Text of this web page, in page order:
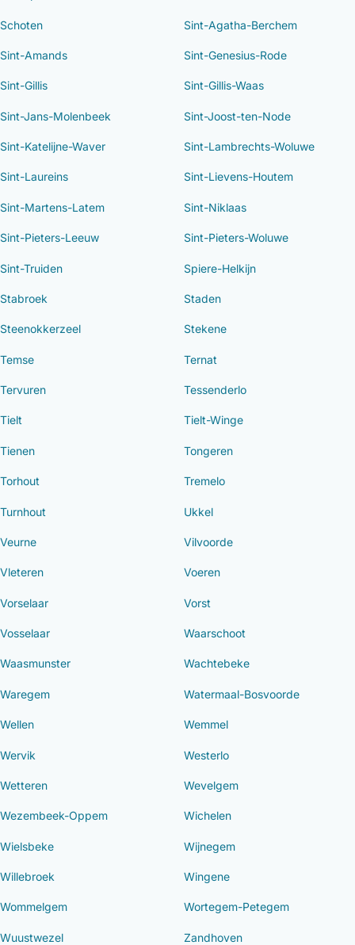
Schoten Sint-Agatha-Berchem
Sint-Amands Sint-Genesius-Rode
Sint-Gillis Sint-Gillis-Waas
Sint-Jans-Molenbeek Sint-Joost-ten-Node
Sint-Katelijne-Waver Sint-Lambrechts-Woluwe
Sint-Laureins Sint-Lievens-Houtem
Sint-Martens-Latem Sint-Niklaas
Sint-Pieters-Leeuw Sint-Pieters-Woluwe
Sint-Truiden Spiere-Helkijn
Stabroek Staden
Steenokkerzeel Stekene
Temse Ternat
Tervuren Tessenderlo
Tielt Tielt-Winge
Tienen Tongeren
Torhout Tremelo
Turnhout Ukkel
Veurne Vilvoorde
Vleteren Voeren
Vorselaar Vorst
Vosselaar Waarschoot
Waasmunster Wachtebeke
Waregem Watermaal-Bosvoorde
Wellen Wemmel
Wervik Westerlo
Wetteren Wevelgem
Wezembeek-Oppem Wichelen
Wielsbeke Wijnegem
Willebroek Wingene
Wommelgem Wortegem-Petegem
Wuustwezel Zandhoven